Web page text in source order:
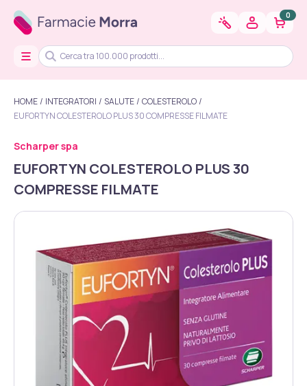
0
HOME INTEGRATORI SALUTE
COLESTEROLO
EUFORTYN COLESTEROLO PLUS 30 COMPRESSE FILMATE
Scharper spa
EUFORTYN COLESTEROLO PLUS 30
COMPRESSE FILMATE